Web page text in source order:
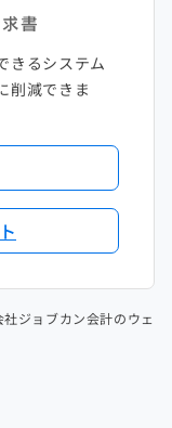
きるシステム
削減できま
ジョブカン会計のウェ